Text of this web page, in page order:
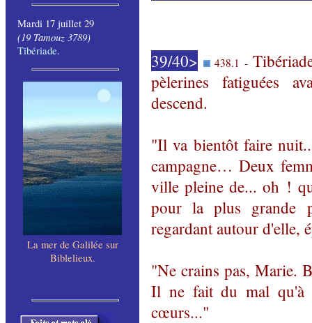
Mardi 17 juillet 29
(19 Tamouz 3789)
Tibériade.
La mer de Galilée sur
Biblelieux.
39/40> 438.1 -
pèlerines fatiguées
descend.
"Il va bientôt faire
campagne… Deux
ville pleine de... oh !
pour la plus grande
regardant autour d'elle,
"Ne crains pas, Marie.
Il ne fait du mal qu'à
cœurs..."